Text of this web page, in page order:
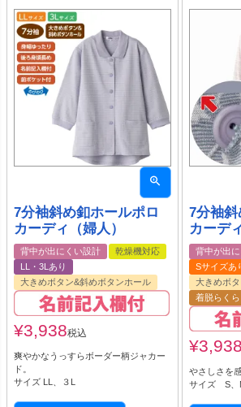
7分袖斜め釦ホールポロ
カーディ（婦人）
背中が出にくい設計
乾燥機対応
LL・3Lあり
大きめボタン&斜めボタンホール
¥3,938税込
爽やかなうっすらボーダー柄ジャカー
ド。
サイズ LL、３L
7分袖斜
カーデ
背中が出
Sサイズあ
大きめボ
着脱らくら
¥3,938
やさしさを
サイズ S、